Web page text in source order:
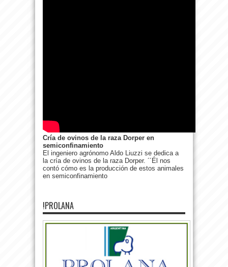
Cría de ovinos de la raza Dorper en
semiconfinamiento
El ingeniero agrónomo Aldo Liuzzi se dedica a
la cría de ovinos de la raza Dorper. ´´Él nos
contó cómo es la producción de estos animales
en semiconfinamiento
!PROLANA